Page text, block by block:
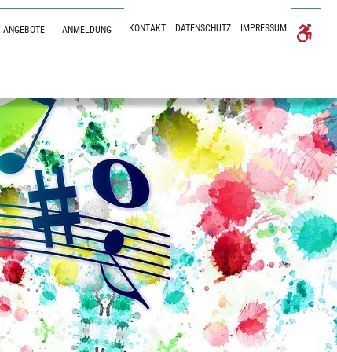
Submenu for "ÜBER UNS"
ANGEBOTE Submenu for "ANGEBOTE"
ANMELDUNG Submenu for "ANMELDUNG"
KONTAKT DATENSCHUTZ IMPRESSUM